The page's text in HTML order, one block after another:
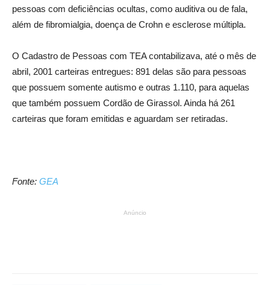
pessoas com deficiências ocultas, como auditiva ou de fala,
além de fibromialgia, doença de Crohn e esclerose múltipla.
O Cadastro de Pessoas com TEA contabilizava, até o mês de
abril, 2001 carteiras entregues: 891 delas são para pessoas
que possuem somente autismo e outras 1.110, para aquelas
que também possuem Cordão de Girassol. Ainda há 261
carteiras que foram emitidas e aguardam ser retiradas.
Fonte: GEA
Anúncio